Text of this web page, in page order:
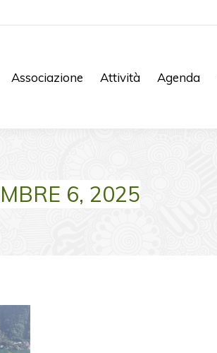
Associazione Attività Agenda
6, 2025